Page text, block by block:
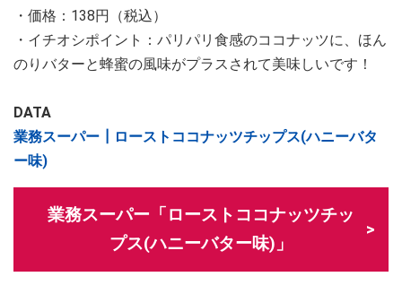
・価格：138円（税込）
・イチオシポイント：パリパリ食感のココナッツに、ほん
のりバターと蜂蜜の風味がプラスされて美味しいです！
DATA
業務スーパー┃ローストココナッツチップス(ハニーバタ
ー味)
業務スーパー「ローストココナッツチッ
プス(ハニーバター味)」